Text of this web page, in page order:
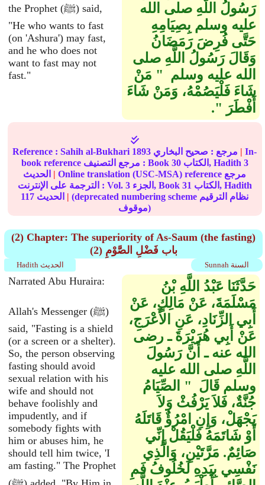
the Prophet (ﷺ) said,
"He who wants to fast
(on 'Ashura') may fast,
and he who does not
want to fast may not
fast."
رَسُولُ اللَّهِ صلى الله
عليه وسلم بِصِيَامِهِ
حَتَّى فُرِضَ رَمَضَانُ
وَقَالَ رَسُولُ اللَّهِ صلى
الله عليه وسلم ‏ "‏ مَنْ
شَاءَ فَلْيَصُمْهُ، وَمَنْ شَاءَ
أَفْطَرَ ‏"‏‏.‏
Reference : Sahih al-Bukhari 1893 مرجع : صحيح البخاري | In-
book reference مرجع التصنيف : Book 30 الكتاب, Hadith 3
| Online translation (USC-MSA) reference مرجع
الترجمة على الإنترنت : Vol. 3 الجزء, Book 31
الكتاب, Hadith
117
| (deprecated numbering scheme نظام الترقيم
موقوف)
(2) Chapter: The superiority of As-Saum (the fasting)
(2) باب فَضْلِ الصَّوْمِ
Sunnah السنة Hadith الحديث
Narrated Abu Huraira:
Allah's Messenger (ﷺ)
said, "Fasting is a shield
(or a screen or a shelter).
So, the person observing
fasting should avoid
sexual relation with his
wife and should not
behave foolishly and
impudently, and if
somebody fights with
him or abuses him, he
should tell him twice, 'I
am fasting." The Prophet
حَدَّثَنَا عَبْدُ اللَّهِ بْنُ
مَسْلَمَةَ، عَنْ مَالِكٍ، عَنْ
أَبِي الزِّنَادِ، عَنِ الأَعْرَجِ،
عَنْ أَبِي هُرَيْرَةَ ـ رضى
الله عنه ـ أَنَّ رَسُولَ
اللَّهِ صلى الله عليه
وسلم قَالَ ‏ "‏ الصِّيَامُ
جُنَّةٌ، فَلاَ يَرْفُثْ وَلاَ
يَجْهَلْ، وَإِنِ امْرُؤٌ قَاتَلَهُ
أَوْ شَاتَمَهُ فَلْيَقُلْ إِنِّي
صَائِمٌ‏.‏ مَرَّتَيْنِ، وَالَّذِي
نَفْسِي بِيَدِهِ لَخُلُوفُ فَمِ